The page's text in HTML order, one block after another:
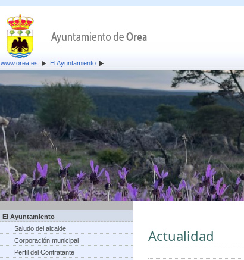
www.orea.es El Ayuntamiento
El Ayuntamiento
Saludo del alcalde
Corporación municipal
Perfil del Contratante
Actualidad